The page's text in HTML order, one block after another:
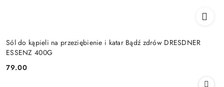
Sól do kąpieli na przeziębienie i katar Bądź zdrów DRESDNER
ESSENZ 400G
Cena:
79.00